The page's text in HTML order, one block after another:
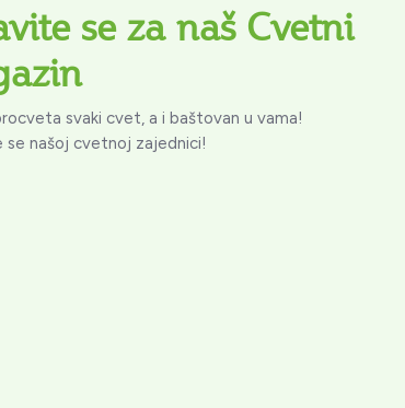
se za naš Cvetni
svaki cvet, a i baštovan u vama!
se našoj cvetnoj zajednici!